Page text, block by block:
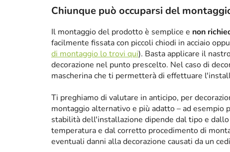
Chiunque può occuparsi del
Il montaggio del prodotto è semplice e non
facilmente fissata con piccoli chiodi in acciaio
di montaggio lo trovi qui). Basta applicare il
decorazione nel punto prescelto. Nel caso di
mascherina che ti permetterà di effettuare
Ti preghiamo di valutare in anticipo, per
montaggio alternativo e più adatto – ad esempio
stabilità dell'installazione dipende dal tipo e
temperatura e dal corretto procedimento di
eventuali danni alla decorazione causati da un